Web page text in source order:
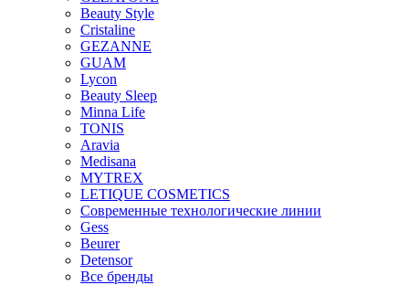
Beauty Style
Cristaline
GEZANNE
GUAM
Lycon
Beauty Sleep
Minna Life
TONIS
Aravia
Medisana
MYTREX
LETIQUE COSMETICS
Современные технологические линии
Gess
Beurer
Detensor
Все бренды